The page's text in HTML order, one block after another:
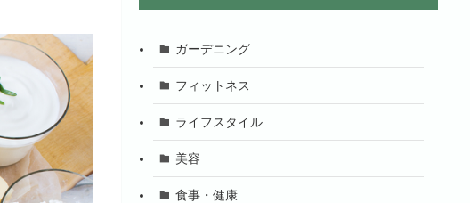
ガーデニング
フィットネス
ライフスタイル
美容
食事・健康